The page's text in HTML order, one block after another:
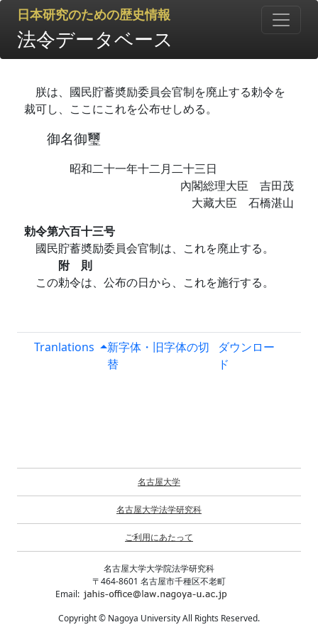
日本研究のための歴史情報
法令データベース
朕は、國民貯蓄奬励委員会官制を廃止する勅令を
裁可し、ここにこれを公布せしめる。
御名御璽
昭和二十一年十二月二十三日
內閣総理大臣 吉田茂
大藏大臣 石橋湛山
勅令第六百十三号
國民貯蓄奬励委員会官制は、これを廃止する。
附 則
この勅令は、公布の日から、これを施行する。
Tranlations
新字体・旧字体の切
替
ダウンロー
ド
名古屋大学
名古屋大学法学研究科
ご利用にあたって
名古屋大学大学院法学研究科
〒464-8601 名古屋市千種区不老町
Email:
Copyright © Nagoya University All Rights Reserved.